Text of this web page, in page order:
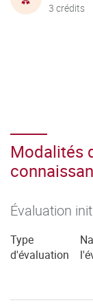
3 crédits
Modalités
Évaluation
Type
d'évaluation